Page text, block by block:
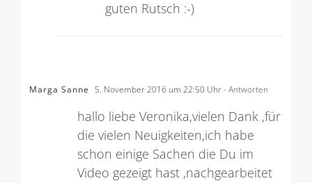
die vielen Neuigkeiten,ich habe
schon einige Sachen die Du im
Video gezeigt hast ,nachgearbeitet
zb. Seelenwärmer ,Puschen